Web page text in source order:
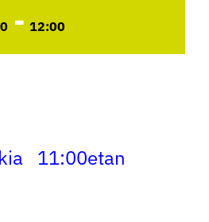
- 12:00
11:00etan